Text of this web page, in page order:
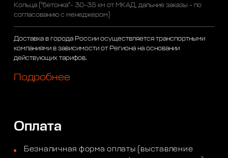
Кольца ("бетонка"- 30-35 км от МКАД, дальние заказы - по
согласованию с менеджером)
Доставка в города России осуществляется транспортными
компаниями в зависимости от Региона на основании
действующих тарифов.
Подробнее
Оплата
Безналичная форма оплаты (выставление